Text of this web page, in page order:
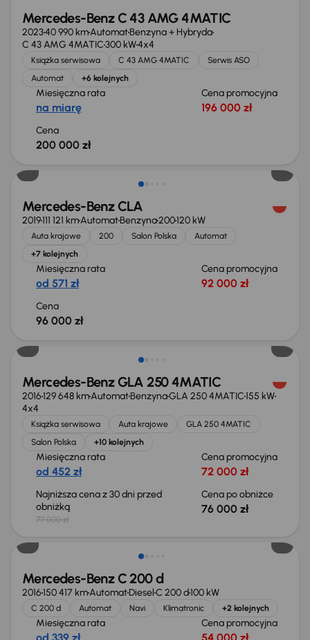
Mercedes-Benz C 43 AMG 4MATIC
202340 990 kmAutomatBenzyna + Hybryda
C 43 AMG 4MATIC300 kW4x4
Książka serwisowa C 43 AMG 4MATIC
Serwis ASO
Automat
+6 kolejnych
Miesięczna rata
na miarę
Cena promocyjna
196 000 zł
Cena
200 000 zł
Mercedes-Benz CLA
2019111 121 kmAutomatBenzyna200120 kW
Auta krajowe 200 Salon Polska
Automat
+7 kolejnych
Miesięczna rata
od 571 zł
Cena promocyjna
92 000 zł
Cena
96 000 zł
Taniej o 1 000 zł
Mercedes-Benz GLA 250 4MATIC
2016129 648 kmAutomatBenzynaGLA 250 4MATIC155 kW
4x4
Książka serwisowa Auta krajowe
GLA 250 4MATIC
Salon Polska
+10 kolejnych
Miesięczna rata
od 452 zł
Cena promocyjna
72 000 zł
Najniższa cena z 30 dni przed
obniżką
77 000 zł
Cena po obniżce
76 000 zł
Mercedes-Benz C 200 d
2016150 417 kmAutomatDieselC 200 d100 kW
C 200 d Automat Navi Klimatronic +2 kolejnych
Miesięczna rata Cena promocyjna